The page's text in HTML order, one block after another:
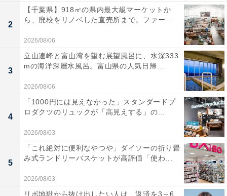
2
【千葉県】918㎡の県内最大級マーケットか
ら、廃校をリノベした直売所まで。ファー...
2026/08/06
3
立山連峰と富山湾を望む展望風呂に、水深333
mの海洋深層水風呂。富山県の人気日帰...
2026/08/06
4
「1000円には見えなかった」スタンダードプ
ロダクツのリュックが「高見えする」の...
2026/08/03
5
「これ絶対に便利なやつや」ダイソーの折り畳
み式ランドリーバスケットが高評価「使わ...
2026/08/03
リボ地獄から抜け出したい人は、返済を3～6